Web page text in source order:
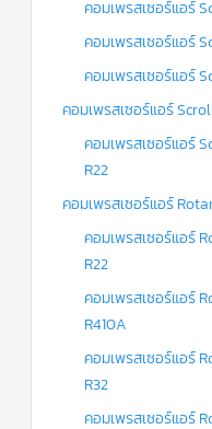
คอมเพรสเซอร์แอร์
คอมเพรสเซอร์แอร์
คอมเพรสเซอร์แอร์
คอมเพรสเซอร์แอร์
คอมเพรสเซอร์แอร์
R22
คอมเพรสเซอร์แอร์
คอมเพรสเซอร์แอร์
R22
คอมเพรสเซอร์แอร์
R410A
คอมเพรสเซอร์แอร์
R32
คอมเพรสเซอร์แอร์